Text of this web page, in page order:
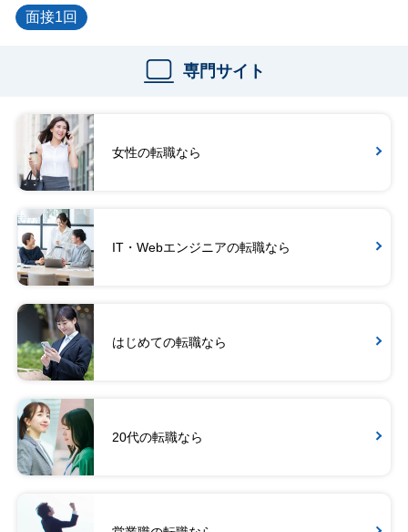
面接1回
専門サイト
女性の転職なら
IT・Webエンジニアの転職なら
はじめての転職なら
20代の転職なら